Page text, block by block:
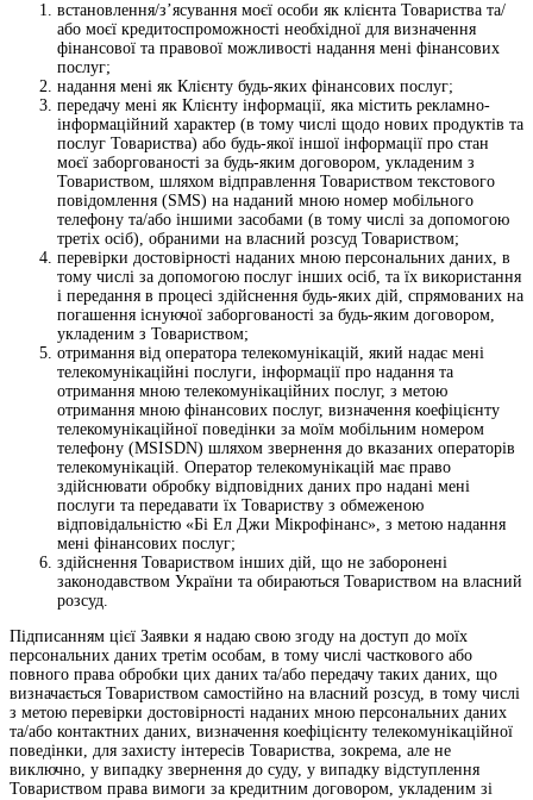
встановлення/з’ясування моєї особи як клієнта Товариства та/
або моєї кредитоспроможності необхідної для визначення
фінансової та правової можливості надання мені фінансових
послуг;
надання мені як Клієнту будь-яких фінансових послуг;
передачу мені як Клієнту інформації, яка містить рекламно-
інформаційний характер (в тому числі щодо нових продуктів та
послуг Товариства) або будь-якої іншої інформації про стан
моєї заборгованості за будь-яким договором, укладеним з
Товариством, шляхом відправлення Товариством текстового
повідомлення (SMS) на наданий мною номер мобільного
телефону та/або іншими засобами (в тому числі за допомогою
третіх осіб), обраними на власний розсуд Товариством;
перевірки достовірності наданих мною персональних даних, в
тому числі за допомогою послуг інших осіб, та їх використання
і передання в процесі здійснення будь-яких дій, спрямованих на
погашення існуючої заборгованості за будь-яким договором,
укладеним з Товариством;
отримання від оператора телекомунікацій, який надає мені
телекомунікаційні послуги, інформації про надання та
отримання мною телекомунікаційних послуг, з метою
отримання мною фінансових послуг, визначення коефіцієнту
телекомунікаційної поведінки за моїм мобільним номером
телефону (MSISDN) шляхом звернення до вказаних операторів
телекомунікацій. Оператор телекомунікацій має право
здійснювати обробку відповідних даних про надані мені
послуги та передавати їх Товариству з обмеженою
відповідальністю «Бі Ел Джи Мікрофінанс», з метою надання
мені фінансових послуг;
здійснення Товариством інших дій, що не заборонені
законодавством України та обираються Товариством на власний
розсуд.
Підписанням цієї Заявки я надаю свою згоду на доступ до моїх
персональних даних третім особам, в тому числі часткового або
повного права обробки цих даних та/або передачу таких даних, що
визначається Товариством самостійно на власний розсуд, в тому числі
з метою перевірки достовірності наданих мною персональних даних
та/або контактних даних, визначення коефіцієнту телекомунікаційної
поведінки, для захисту інтересів Товариства, зокрема, але не
виключно, у випадку звернення до суду, у випадку відступлення
Товариством права вимоги за кредитним договором, укладеним зі